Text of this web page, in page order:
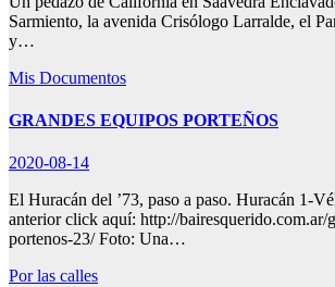
Sarmiento, la avenida Crisólogo Larralde, el
y…
Mis Documentos
GRANDES EQUIPOS PORTEÑOS
2020-08-14
El Huracán del ’73, paso a paso. Huracán 1-
anterior click aquí: http://bairesquerido.com.ar/
portenos-23/ Foto: Una…
Por las calles